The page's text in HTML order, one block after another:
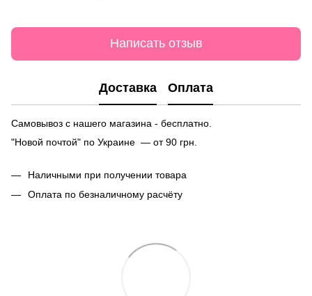
Написать отзыв
Доставка Оплата
Самовывоз с нашего магазина - бесплатно.
"Новой почтой" по Украине — от 90 грн.
Наличными при получении товара
Оплата по безналичному расчёту